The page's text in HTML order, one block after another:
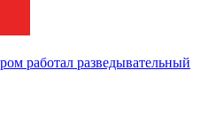
работал разведывательный